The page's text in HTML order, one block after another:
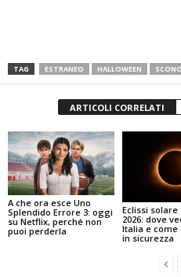
TAG ESTRANEO HALLOWEEN
ARTICOLI CORRELATI
A che ora esce Uno
Splendido Errore 3: oggi
su Netflix, perché non
puoi perderla
Eclissi solare
2026: dove
Italia e come
in sicurezza